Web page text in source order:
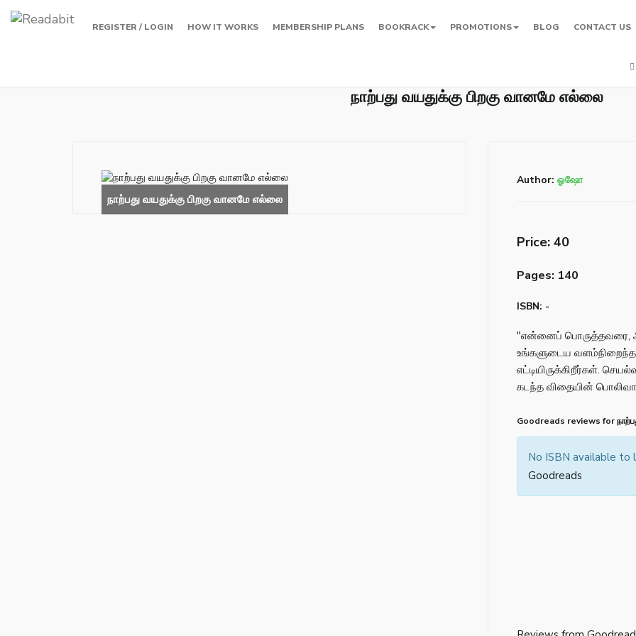
REGISTER / LOGIN HOW IT WORKS MEMBERSHIP PLANS BOOKRACK PROMOTIONS BLOG CONTACT US
நாற்பது வயதுக்கு பிறகு வானமே எல்லை
Author: ஓஷோ
Price: ₹40
Pages: 140
ISBN: -
"என்னைப் பொருத்தவரை,
உங்களுடைய
எட்டியிருக்கிறீர்கள்.
கடந்த விதையின்
Goodreads reviews for
No ISBN available to
Goodreads